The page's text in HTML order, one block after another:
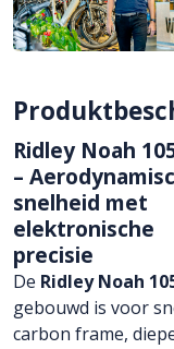
Ridley Noah
–
snelheid met
elektronische
precisie
De Ridley Noah
gebouwd is voor
carbon frame,